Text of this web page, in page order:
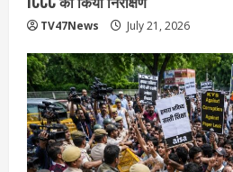
TV47News July 21, 2026